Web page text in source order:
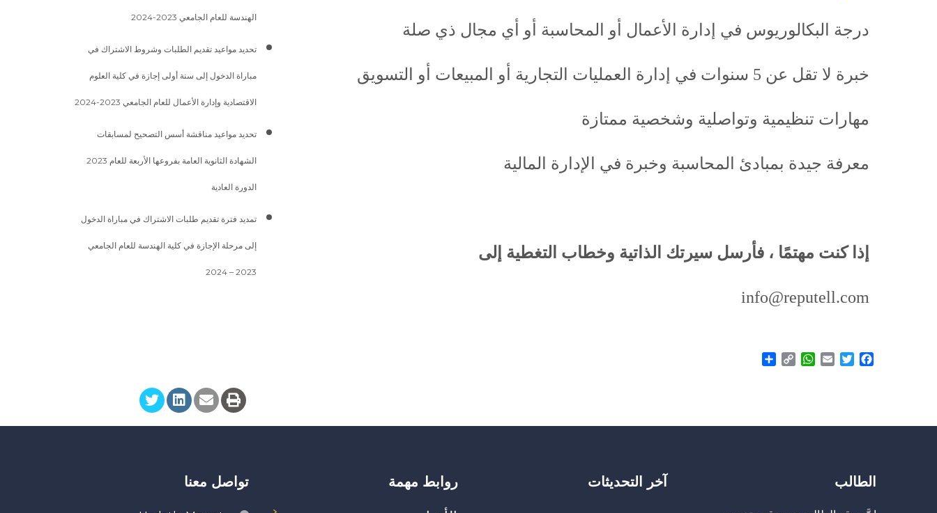
درجة البكالوريوس في إدارة الأعمال أو المحاسبة أو أي مجال ذي صلة
خبرة لا تقل عن 5 سنوات في إدارة العمليات التجارية أو المبيعات أو التسويق
مهارات تنظيمية وتواصلية وشخصية ممتازة
معرفة جيدة بمبادئ المحاسبة وخبرة في الإدارة المالية
إذا كنت مهتمًا ، فأرسل سيرتك الذاتية وخطاب التغطية إلى
info@reputell.com
الهندسة للعام الجامعي 2023-2024
تحديد مواعيد تقديم الطلبات وشروط الاشتراك في
مباراة الدخول إلى سنة أولى إجازة في كلية العلوم
الاقتصادية وإدارة الأعمال للعام الجامعي 2023-2024
تحديد مواعيد مناقشة أسس التصحيح لمسابقات
الشهادة الثانوية العامة بفروعها الأربعة للعام 2023
الدورة العادية
تمديد فترة تقديم طلبات الاشتراك في مباراة الدخول
إلى مرحلة الإجازة في كلية الهندسة للعام الجامعي
2023 – 2024
Facebook
Twitter
Email
WhatsApp
Copy
الطالب آخر التحديثات روابط مهمة تواصل معنا